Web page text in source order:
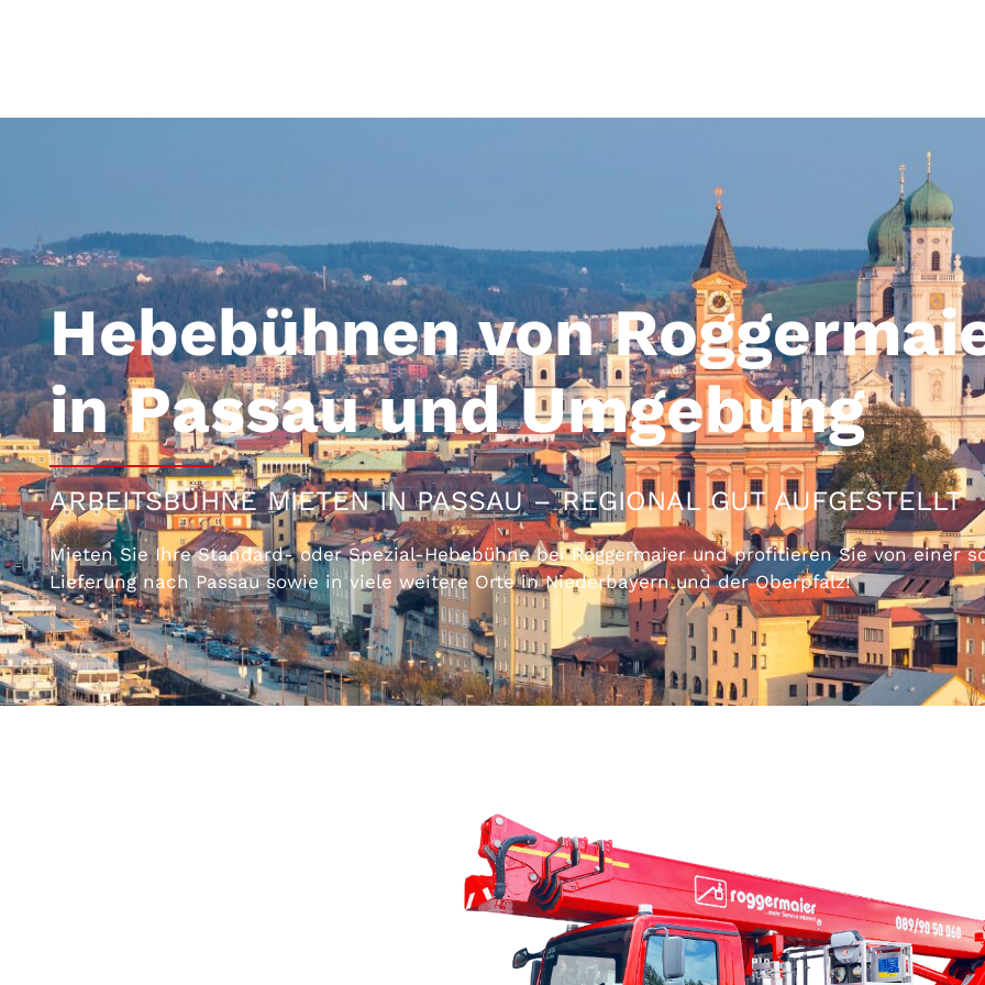
Passau
Hebebühnen von
in Passau und Umgebung
ARBEITSBÜHNE MIETEN IN PASSAU – REGIONAL GUT AUFGESTELLT
Mieten Sie Ihre Standard- oder Spezial-Hebebühne bei Roggermaier und profitieren Sie von einer
Lieferung nach Passau sowie in viele weitere Orte in Niederbayern und der Oberpfalz!